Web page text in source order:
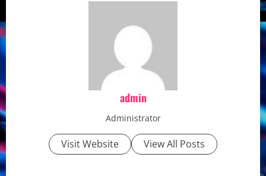
admin
Administrator
Visit Website View All Posts